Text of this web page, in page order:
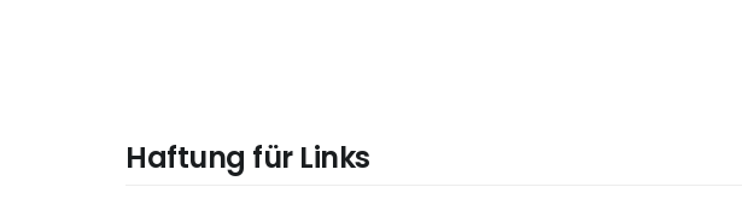
Haftung für Links